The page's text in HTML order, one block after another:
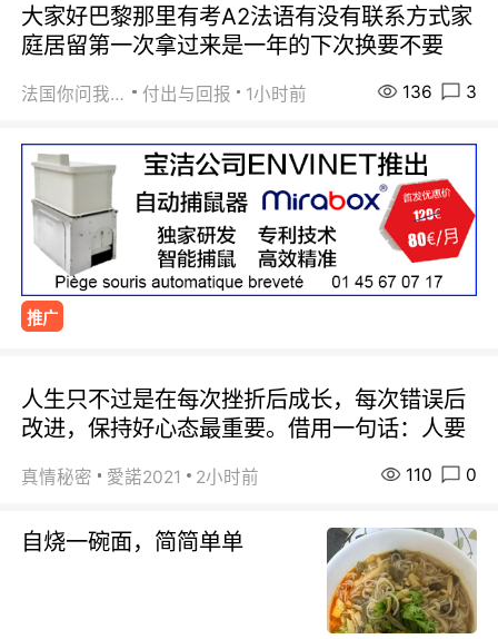
大家好巴黎那里有考A2法语有没有联系方式家
庭居留第一次拿过来是一年的下次换要不要
法国你问我答 付出与回报 1小时前 136 3
推广
人生只不过是在每次挫折后成长，每次错误后
改进，保持好心态最重要。借用一句话：人要
真情秘密 愛諾2021 2小时前 110 0
自烧一碗面，简简单单